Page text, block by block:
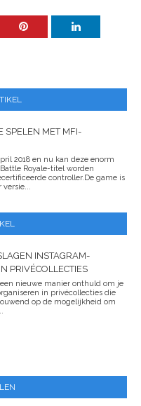
SPELEN MET MFI-
2018 en nu kan deze enorm
Royale-titel worden
controller.De game is
INSTAGRAM-
PRIVÉCOLLECTIES
nieuwe manier onthuld om je
in privécollecties die
op de mogelijkheid om